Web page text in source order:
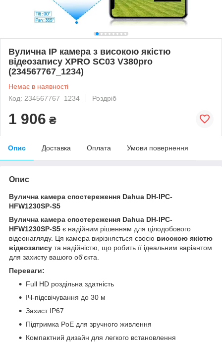
Вулична IP камера з високою якістю
відеозапису XPRO SC03 V380pro
(234567767_1234)
Немає в наявності
Код: 234567767_1234
Роздріб
1 906 ₴
Опис Доставка Оплата Умови повернення
Опис
Вулична камера спостереження Dahua DH-IPC-
HFW1230SP-S5
Вулична камера спостереження Dahua DH-IPC-
HFW1230SP-S5 є надійним рішенням для цілодобового
відеонагляду. Ця камера вирізняється своєю високою якістю
відеозапису та надійністю, що робить її ідеальним варіантом
для захисту вашого об'єкта.
Переваги:
Full HD роздільна здатність
ІЧ-підсвічування до 30 м
Захист IP67
Підтримка PoE для зручного живлення
Компактний дизайн для легкого встановлення